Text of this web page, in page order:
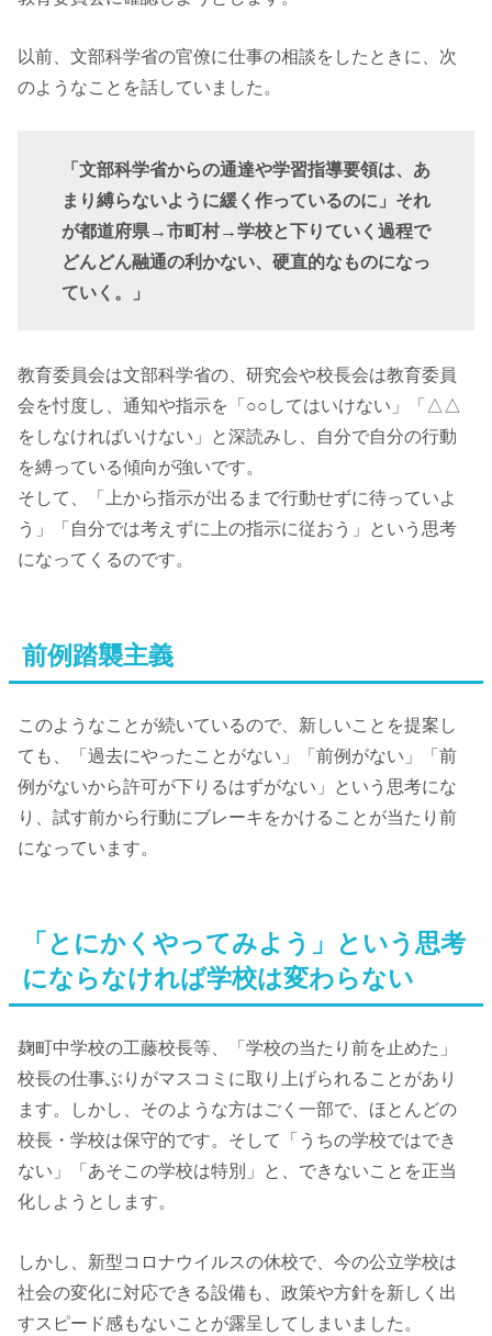
以前、文部科学省の官僚に仕事の相談をしたときに、次
のようなことを話していました。
「文部科学省からの通達や学習指導要領は、あ
まり縛らないように緩く作っているのに」それ
が都道府県→市町村→学校と下りていく過程で
どんどん融通の利かない、硬直的なものになっ
ていく。」
教育委員会は文部科学省の、研究会や校長会は教育委員
会を忖度し、通知や指示を「○○してはいけない」「△△
をしなければいけない」と深読みし、自分で自分の行動
を縛っている傾向が強いです。
そして、「上から指示が出るまで行動せずに待っていよ
う」「自分では考えずに上の指示に従おう」という思考
になってくるのです。
前例踏襲主義
このようなことが続いているので、新しいことを提案し
ても、「過去にやったことがない」「前例がない」「前
例がないから許可が下りるはずがない」という思考にな
り、試す前から行動にブレーキをかけることが当たり前
になっています。
「とにかくやってみよう」という思考
にならなければ学校は変わらない
麹町中学校の工藤校長等、「学校の当たり前を止めた」
校長の仕事ぶりがマスコミに取り上げられることがあり
ます。しかし、そのような方はごく一部で、ほとんどの
校長・学校は保守的です。そして「うちの学校ではでき
ない」「あそこの学校は特別」と、できないことを正当
化しようとします。
しかし、新型コロナウイルスの休校で、今の公立学校は
社会の変化に対応できる設備も、政策や方針を新しく出
すスピード感もないことが露呈してしまいました。